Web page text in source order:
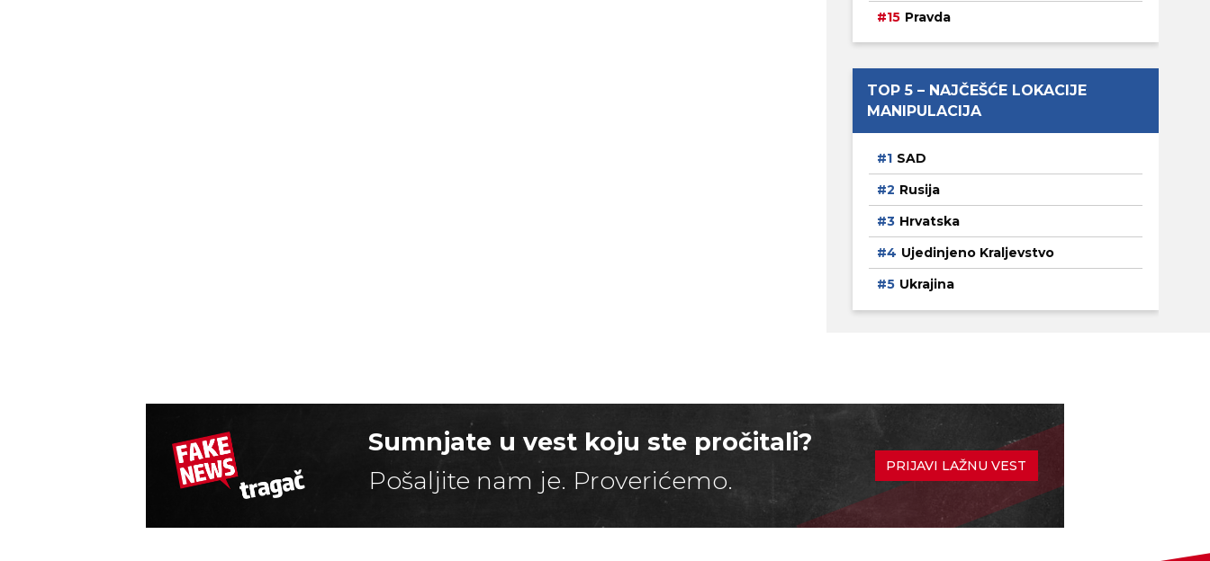
Pravda
TOP 5 – NAJČEŠĆE LOKACIJE
MANIPULACIJA
SAD
Rusija
Hrvatska
Ujedinjeno Kraljevstvo
Ukrajina
Sumnjate u vest koju ste pročitali?
Pošaljite nam je. Proverićemo.
PRIJAVI LAŽNU VEST